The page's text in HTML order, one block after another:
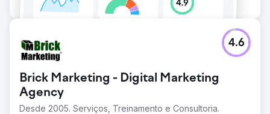
Brick Marketing - Digital Marketing
Agency
Desde 2005. Serviços, Treinamento e Consultoria.
4.6